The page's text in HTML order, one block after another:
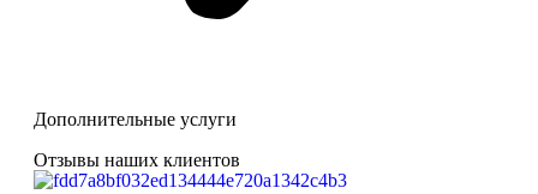
Дополнительные услуги
Отзывы наших клиентов